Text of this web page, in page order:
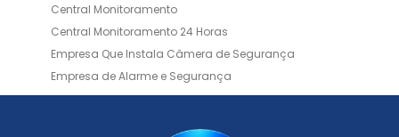
Central Monitoramento
Central Monitoramento 24 Horas
Empresa Que Instala Câmera de Segurança
Empresa de Alarme e Segurança
Empresa de Alarmes
Empresa de Facilities